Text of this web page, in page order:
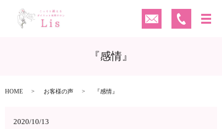
『感情』
HOME お客様の声 『感情』
2020/10/13